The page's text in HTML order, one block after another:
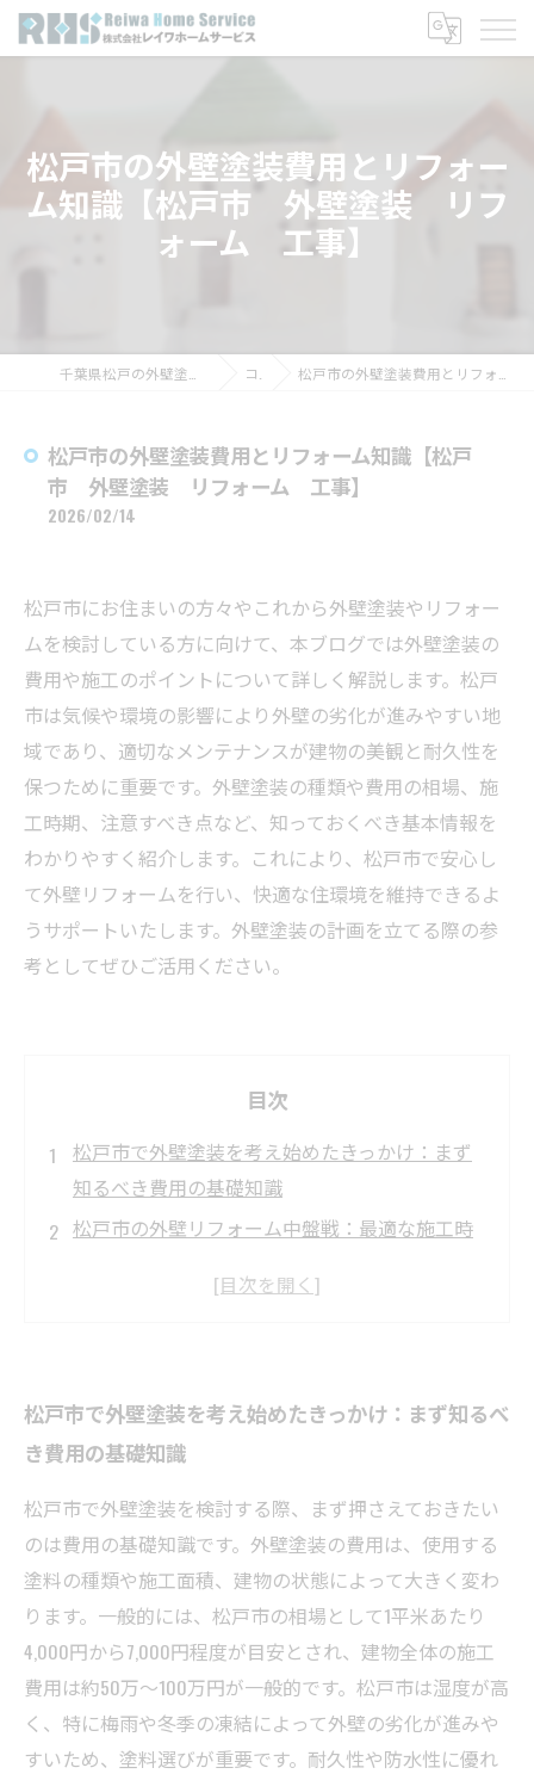
松戸市の外壁塗装費用とリフォー
ム知識【松戸市 外壁塗装 リフ
ォーム 工事】
コラム 松戸市の外壁塗装費用とリフォーム知識【松戸市 外壁塗装 リフォーム 工事】
松戸市の外壁塗装費用とリフォーム知識【松戸
市 外壁塗装 リフォーム 工事】
2026/02/14
松戸市にお住まいの方々やこれから外壁塗装やリフォー
ムを検討している方に向けて、本ブログでは外壁塗装の
費用や施工のポイントについて詳しく解説します。松戸
市は気候や環境の影響により外壁の劣化が進みやすい地
域であり、適切なメンテナンスが建物の美観と耐久性を
保つために重要です。外壁塗装の種類や費用の相場、施
工時期、注意すべき点など、知っておくべき基本情報を
わかりやすく紹介します。これにより、松戸市で安心し
て外壁リフォームを行い、快適な住環境を維持できるよ
うサポートいたします。外壁塗装の計画を立てる際の参
考としてぜひご活用ください。
目次
松戸市で外壁塗装を考え始めたきっかけ：まず
知るべき費用の基礎知識
松戸市の外壁リフォーム中盤戦：最適な施工時
松戸市で外壁塗装を成功させるためのポイント
響とメンテナンス方法
松戸市での外壁リフォームを終えて感じた、費
用対効果と快適な住環境の実現
松戸市の外壁塗装費用相場を知る：タイプ別リ
フォーム費用一覧
松戸市で安心して外壁塗装を行うための業者選
びと見積もりのコツ
松戸市で外壁塗装を考え始めたきっかけ：まず知るべ
き費用の基礎知識
松戸市で外壁塗装を検討する際、まず押さえておきたい
のは費用の基礎知識です。外壁塗装の費用は、使用する
塗料の種類や施工面積、建物の状態によって大きく変わ
ります。一般的には、松戸市の相場として1平米あたり
4,000円から7,000円程度が目安とされ、建物全体の施工
費用は約50万～100万円が一般的です。松戸市は湿度が高
く、特に梅雨や冬季の凍結によって外壁の劣化が進みや
すいため、塗料選びが重要です。耐久性や防水性に優れ